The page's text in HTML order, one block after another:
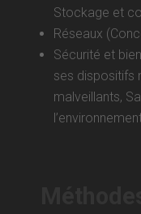
Stockage et
Réseaux
Sécurité et
ses dispositifs
malveillants,